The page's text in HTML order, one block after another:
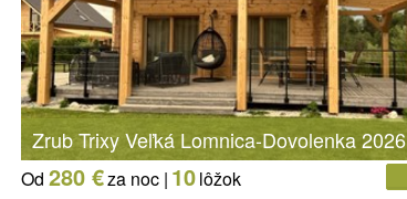
Zrub Trixy Veľká Lomnica-Dovolenka 2026
Od 280 €za noc | 10lôžok